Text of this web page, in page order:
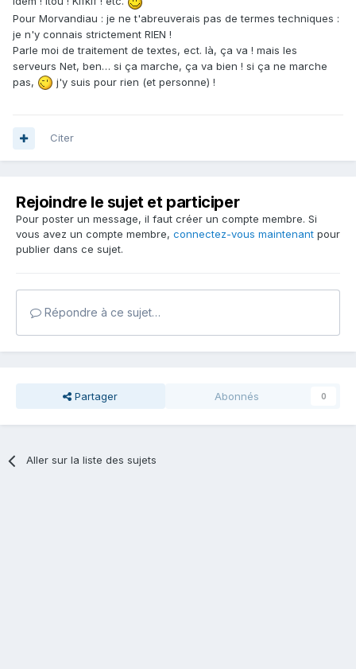
Pour Morvandiau : je ne t'abreuverais pas de termes techniques :
je n'y connais strictement RIEN !
Parle moi de traitement de textes, ect. là, ça va ! mais les
serveurs Net, ben… si ça marche, ça va bien ! si ça ne marche
pas,
j'y suis pour rien (et personne) !
Citer
Rejoindre le sujet et participer
Pour poster un message, il faut créer un compte membre. Si
vous avez un compte membre, connectez-vous maintenant pour
publier dans ce sujet.
Répondre à ce sujet…
Partager Abonnés 0
Aller sur la liste des sujets